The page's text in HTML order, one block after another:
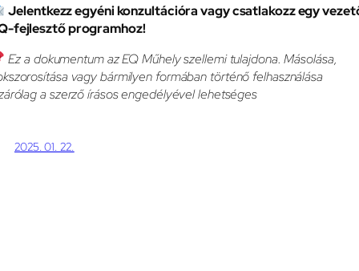
Jelentkezz egyéni konzultációra vagy csatlakozz egy
fejlesztő programhoz!
Ez a dokumentum az EQ Műhely szellemi tulajdona. Másolása,
vagy bármilyen formában történő felhasználása
a szerző írásos engedélyével lehetséges
2025. 01. 22.